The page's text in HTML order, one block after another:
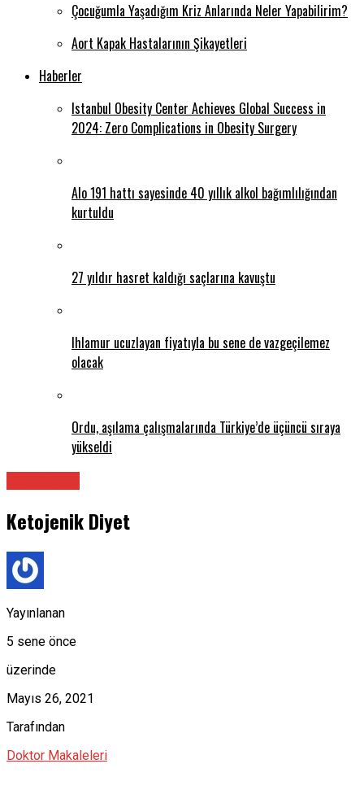
Çocuğumla Yaşadığım Kriz Anlarında Neler Yapabilirim?
Aort Kapak Hastalarının Şikayetleri
Haberler
Istanbul Obesity Center Achieves Global Success in
2024: Zero Complications in Obesity Surgery
Alo 191 hattı sayesinde 40 yıllık alkol bağımlılığından
kurtuldu
27 yıldır hasret kaldığı saçlarına kavuştu
Ihlamur ucuzlayan fiyatıyla bu sene de vazgeçilemez
olacak
Ordu, aşılama çalışmalarında Türkiye’de üçüncü sıraya
yükseldi
Ketojenik Diyet
Yayınlanan
5 sene önce
üzerinde
Mayıs 26, 2021
Tarafından
Doktor Makaleleri